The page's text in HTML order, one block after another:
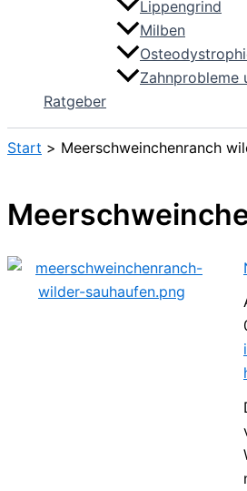
Lippengrind
Milben
Zahnprobleme
Ratgeber
Start Meerschweinchenranch